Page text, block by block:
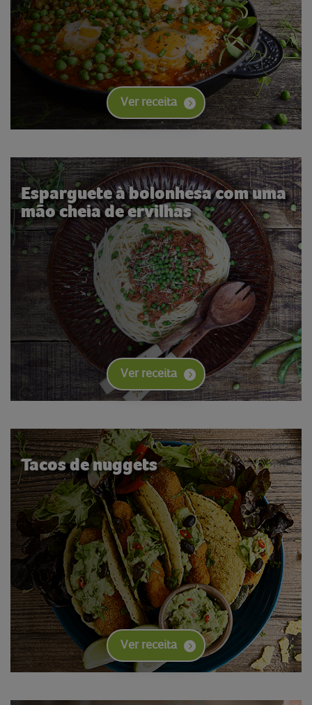
Ver receita
Esparguete à bolonhesa com uma
mão cheia de ervilhas
Ver receita
Tacos de nuggets
Ver receita